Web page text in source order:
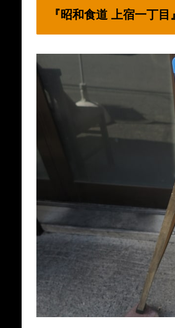
『昭和食道 上宿一丁